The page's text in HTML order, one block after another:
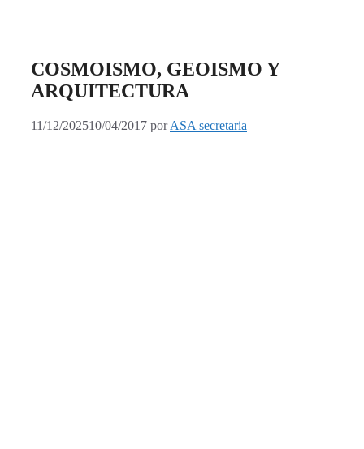
COSMOISMO, GEOISMO Y
ARQUITECTURA
11/12/202510/04/2017 porASA secretaria